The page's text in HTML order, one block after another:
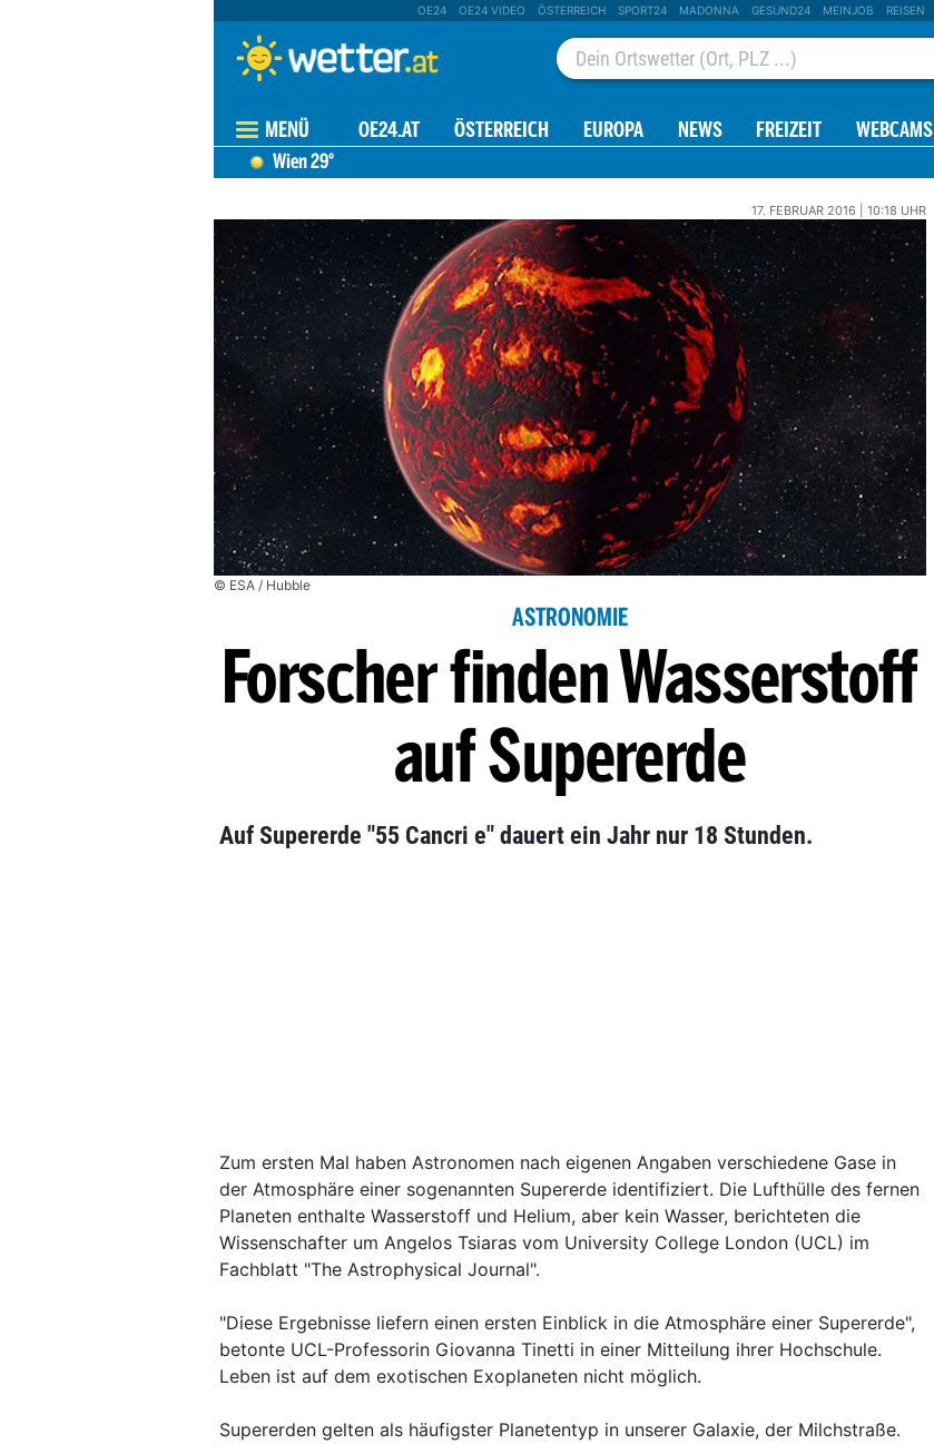
OE24 OE24 VIDEO ÖSTERREICH SPORT24 MADONNA GESUND24 MEINJOB REISEN
MENÜ OE24.AT ÖSTERREICH EUROPA NEWS FREIZEIT WEBCAMS
Wien29°
17. FEBRUAR 2016 | 10:18 UHR
© ESA / Hubble
ASTRONOMIE
Forscher finden Wasserstoff
auf Supererde
Auf Supererde "55 Cancri e" dauert ein Jahr nur 18 Stunden.
Zum ersten Mal haben Astronomen nach eigenen Angaben verschiedene Gase in
der Atmosphäre einer sogenannten Supererde identifiziert. Die Lufthülle des fernen
Planeten enthalte Wasserstoff und Helium, aber kein Wasser, berichteten die
Wissenschafter um Angelos Tsiaras vom University College London (UCL) im
Fachblatt "The Astrophysical Journal".
"Diese Ergebnisse liefern einen ersten Einblick in die Atmosphäre einer Supererde",
betonte UCL-Professorin Giovanna Tinetti in einer Mitteilung ihrer Hochschule.
Leben ist auf dem exotischen Exoplaneten nicht möglich.
Supererden gelten als häufigster Planetentyp in unserer Galaxie, der Milchstraße.